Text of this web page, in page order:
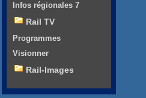
Infos régionales 7
Rail TV
Programmes
Visionner
Rail-Images